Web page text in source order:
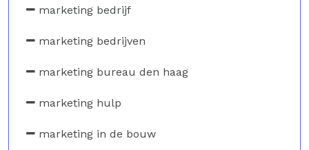
marketing bedrijf
marketing bedrijven
marketing bureau den haag
marketing hulp
marketing in de bouw